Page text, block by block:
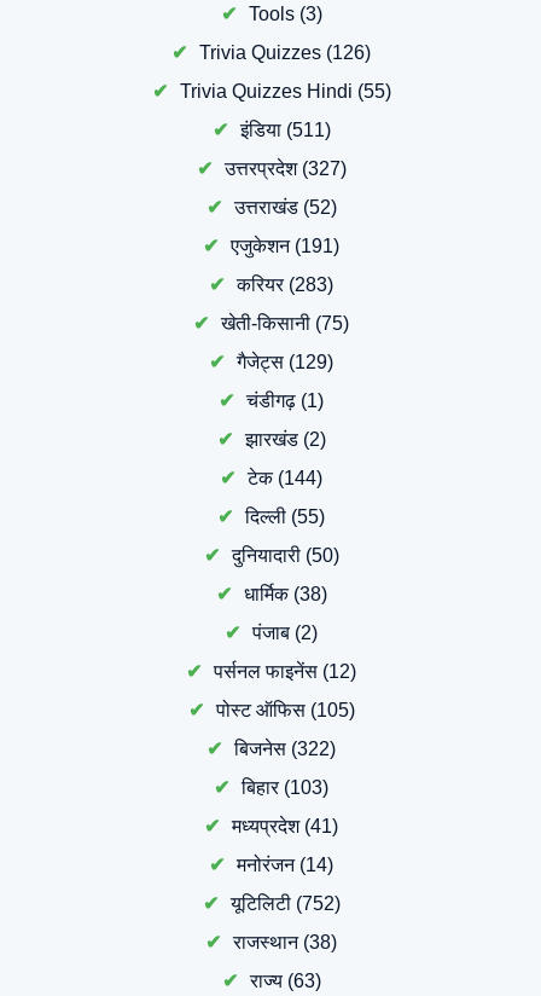
Tools(3)
Trivia Quizzes (126)
Trivia Quizzes Hindi (55)
इंडिया(511)
उत्तरप्रदेश(327)
उत्तराखंड(52)
एजुकेशन(191)
करियर(283)
खेती-किसानी (75)
गैजेट्स (129)
चंडीगढ़ (1)
झारखंड(2)
टेक(144)
दिल्ली (55)
दुनियादारी(50)
धार्मिक(38)
पंजाब (2)
पर्सनल फाइनेंस (12)
पोस्ट ऑफिस(105)
बिजनेस (322)
बिहार(103)
मध्यप्रदेश(41)
मनोरंजन(14)
यूटिलिटी(752)
राजस्थान(38)
राज्य(63)